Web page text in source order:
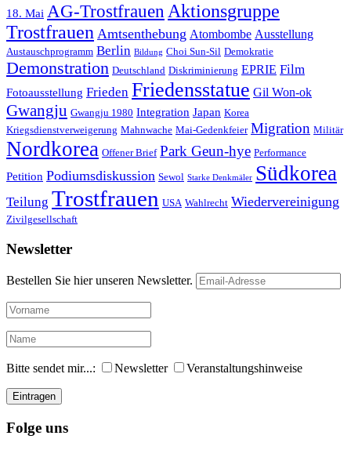
18. Mai AG-TrostfrauenAktionsgruppe
Trostfrauen Amtsenthebung Atombombe Ausstellung
Austauschprogramm Berlin Bildung Choi Sun-Sil Demokratie
Demonstration Deutschland Diskriminierung EPRIE Film
Fotoausstellung Frieden Friedensstatue Gil Won-ok
Gwangju Gwangju 1980 Integration Japan Korea
Kriegsdienstverweigerung Mahnwache Mai-Gedenkfeier Migration Militär
Nordkorea Offener Brief Park Geun-hye Performance
Petition Podiumsdiskussion Sewol Starke Denkmäler Südkorea
Teilung Trostfrauen USA Wahlrecht Wiedervereinigung
Zivilgesellschaft
Newsletter
Bestellen Sie hier unseren Newsletter.
Bitte sendet mir...: Newsletter Veranstaltungshinweise
Folge uns